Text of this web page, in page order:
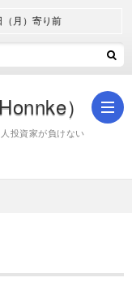
）
投資家が負けない
寄り前